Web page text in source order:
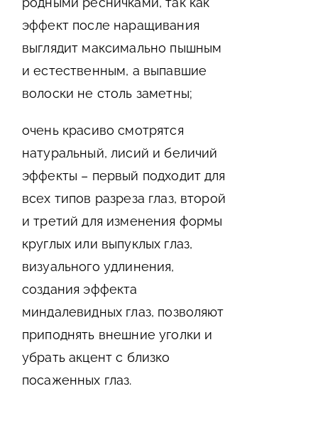
эффект после наращивания
выглядит максимально пышным
и естественным, а выпавшие
волоски не столь заметны;
очень красиво смотрятся
натуральный, лисий и беличий
эффекты – первый подходит для
всех типов разреза глаз, второй
и третий для изменения формы
круглых или выпуклых глаз,
визуального удлинения,
создания эффекта
миндалевидных глаз, позволяют
приподнять внешние уголки и
убрать акцент с близко
посаженных глаз.